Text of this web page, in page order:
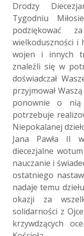
Drodzy
Tygodniu
podziękować
wielkoduszności i
wojen i innych
znaleźli się w
doświadczał
przyjmował
ponownie o nią
potrzebuje
Niepokalanej
Jana Pawła II
diecezjalne
nauczanie i
ostatniego
nadaje temu
okazji za
solidarności z
krzywdzących